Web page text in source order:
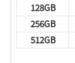
128GB
256GB
512GB